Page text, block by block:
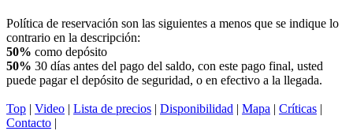
Política de reservación son las siguientes a menos que se indique lo
contrario en la descripción:
50% como depósito
50% 30 días antes del pago del saldo, con este pago final, usted
puede pagar el depósito de seguridad, o en efectivo a la llegada.
Top | Video | Lista de precios | Disponibilidad | Mapa | Críticas |
Contacto |